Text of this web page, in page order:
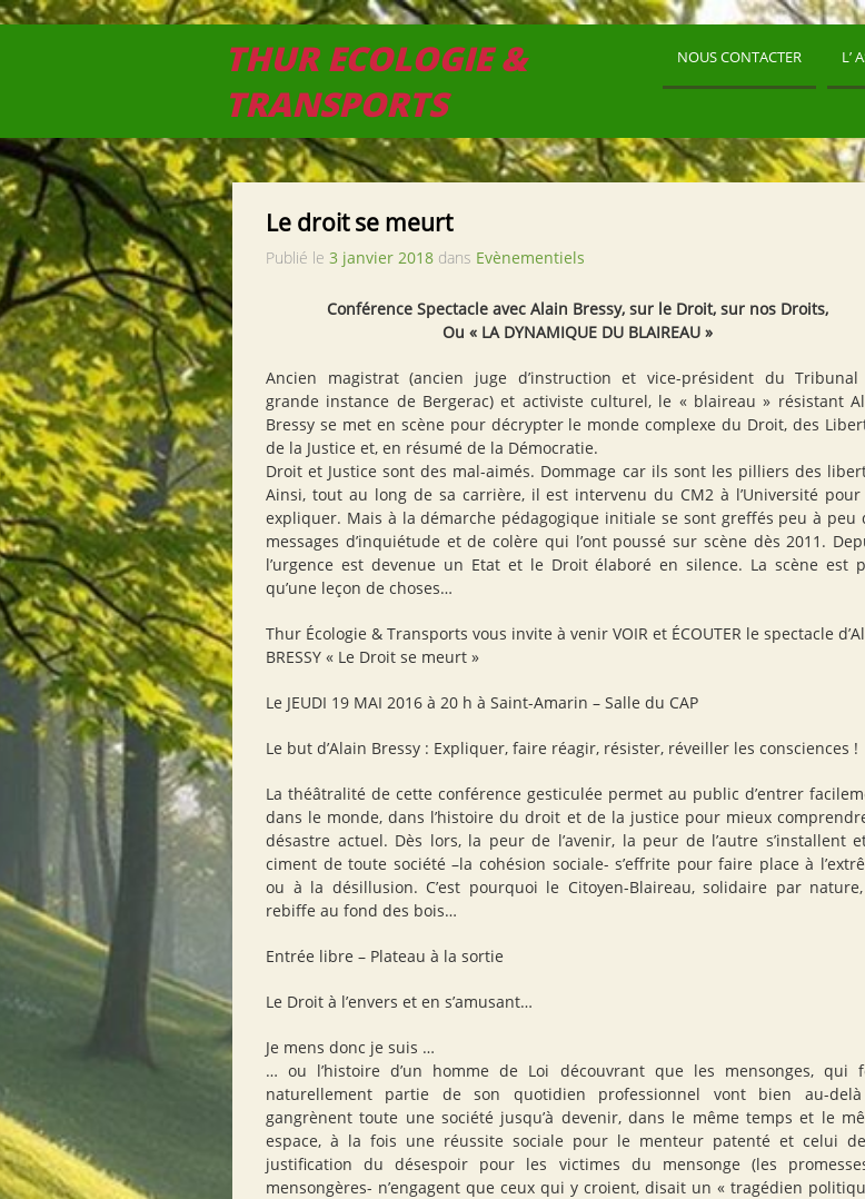
THUR ECOLOGIE &
TRANSPORTS
NOUS CONTACTER L’
Le droit se meurt
Publié le 3 janvier 2018 dans Evènementiels
Conférence Spectacle avec Alain Bressy, sur le Droit, sur nos Droits,
Ou « LA DYNAMIQUE DU BLAIREAU »
Ancien magistrat (ancien juge d’instruction et vice-président du
grande instance de Bergerac) et activiste culturel, le « blaireau » résistant
Bressy se met en scène pour décrypter le monde complexe du Droit, des
de la Justice et, en résumé de la Démocratie.
Droit et Justice sont des mal-aimés. Dommage car ils sont les pilliers des
Ainsi, tout au long de sa carrière, il est intervenu du CM2 à l’Université pour
expliquer. Mais à la démarche pédagogique initiale se sont greffés peu à peu
messages d’inquiétude et de colère qui l’ont poussé sur scène dès 2011.
l’urgence est devenue un Etat et le Droit élaboré en silence. La scène est
qu’une leçon de choses…
Thur Écologie & Transports vous invite à venir VOIR et ÉCOUTER le spectacle
BRESSY « Le Droit se meurt »
Le JEUDI 19 MAI 2016 à 20 h à Saint-Amarin – Salle du CAP
Le but d’Alain Bressy : Expliquer, faire réagir, résister, réveiller les consciences !
La théâtralité de cette conférence gesticulée permet au public d’entrer
dans le monde, dans l’histoire du droit et de la justice pour mieux
désastre actuel. Dès lors, la peur de l’avenir, la peur de l’autre s’installent
ciment de toute société –la cohésion sociale- s’effrite pour faire place à
ou à la désillusion. C’est pourquoi le Citoyen-Blaireau, solidaire par
rebiffe au fond des bois…
Entrée libre – Plateau à la sortie
Le Droit à l’envers et en s’amusant…
Je mens donc je suis …
… ou l’histoire d’un homme de Loi découvrant que les mensonges, qui
naturellement partie de son quotidien professionnel vont bien au-
gangrènent toute une société jusqu’à devenir, dans le même temps et le
espace, à la fois une réussite sociale pour le menteur patenté et celui
justification du désespoir pour les victimes du mensonge (les
mensongères- n’engagent que ceux qui y croient, disait un « tragédien